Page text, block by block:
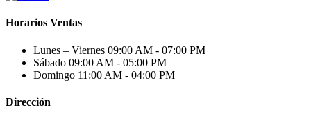
Horarios Ventas
Lunes – Viernes 09:00 AM - 07:00 PM
Sábado 09:00 AM - 05:00 PM
Domingo 11:00 AM - 04:00 PM
Dirección